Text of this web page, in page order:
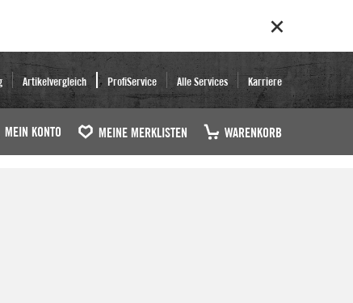
Artikelvergleich ProfiService Alle Services Karriere
MEIN KONTO MEINE MERKLISTEN WARENKORB